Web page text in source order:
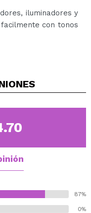
iluminadores y
con tonos
de maquillaje
87%
0%